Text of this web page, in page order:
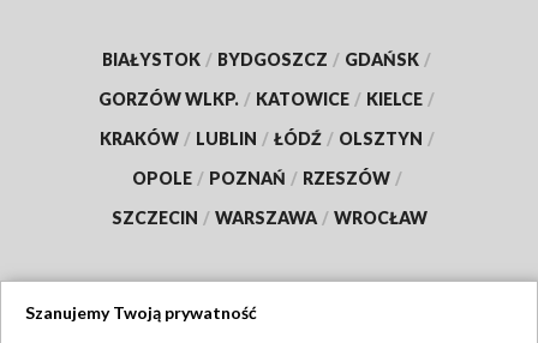
BIAŁYSTOK / BYDGOSZCZ / GDAŃSK /
GORZÓW WLKP. / KATOWICE / KIELCE /
KRAKÓW / LUBLIN / ŁÓDŹ / OLSZTYN /
OPOLE / POZNAŃ / RZESZÓW /
SZCZECIN / WARSZAWA / WROCŁAW
Szanujemy Twoją prywatność